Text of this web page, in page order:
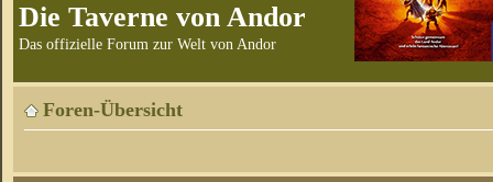
Die Taverne von Andor
Das offizielle Forum zur Welt von Andor
Foren-Übersicht